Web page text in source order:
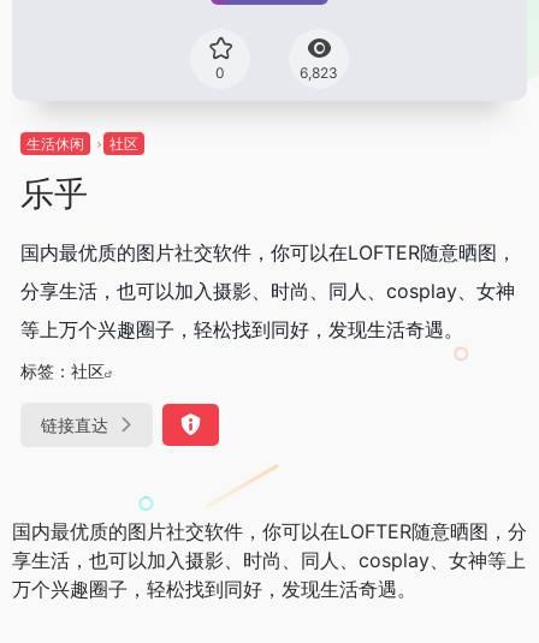
0 6,823
生活休闲 社区
乐乎
国内最优质的图片社交软件，你可以在LOFTER随意晒图，
分享生活，也可以加入摄影、时尚、同人、cosplay、女神
等上万个兴趣圈子，轻松找到同好，发现生活奇遇。
标签： 社区
链接直达
国内最优质的图片社交软件，你可以在LOFTER随意晒图，分
享生活，也可以加入摄影、时尚、同人、cosplay、女神等上
万个兴趣圈子，轻松找到同好，发现生活奇遇。